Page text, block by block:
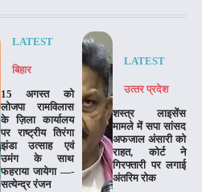
LATEST
बिहार
15 अगस्त को
लोजपा रामविलास
के ज़िला कार्यालय
पर राष्ट्रीय तिरंगा
झंडा उत्साह एवं
उमंग के साथ
फहराया जायेगा —-
सत्येन्द्र रंजन
LATEST
उत्‍तर प्रदेश
शस्त्र लाइसेंस
मामले में सपा सांसद
अफजाल अंसारी को
राहत, कोर्ट ने
गिरफ्तारी पर लगाई
अंतरिम रोक